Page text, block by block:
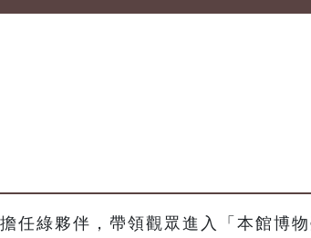
任綠夥伴，帶領觀眾進入「本館博物